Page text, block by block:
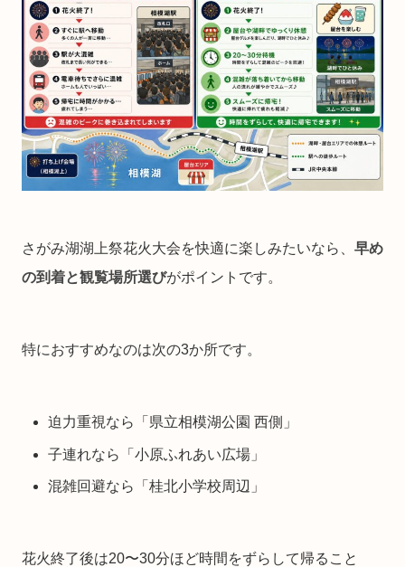
さがみ湖湖上祭花火大会を快適に楽しみたいなら、 早め
の到着と観覧場所選びがポイントです。
特におすすめなのは次の3か所です。
迫力重視なら「県立相模湖公園 西側」
子連れなら「小原ふれあい広場」
混雑回避なら「桂北小学校周辺」
花火終了後は20〜30分ほど時間をずらして帰ること